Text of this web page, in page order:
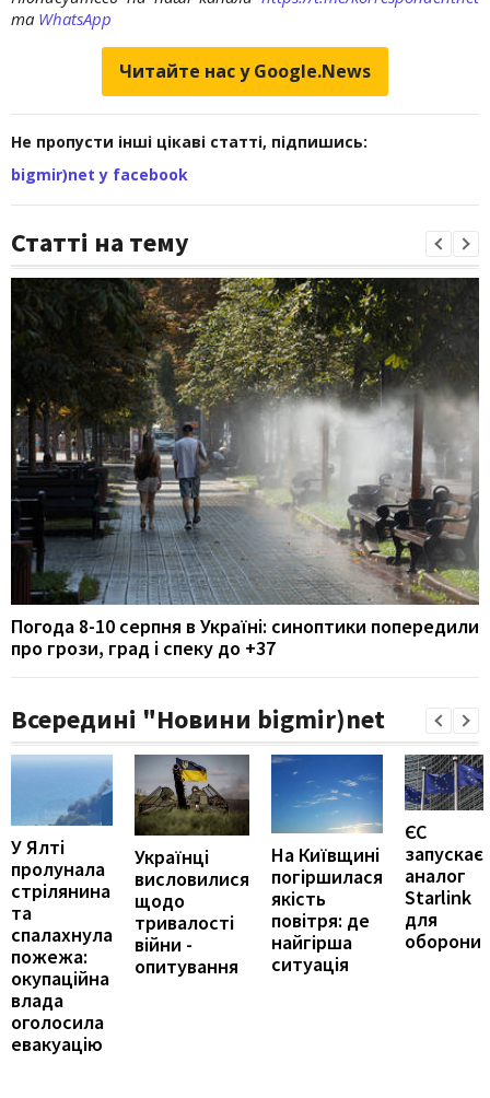
та WhatsApp
Читайте нас у Google.News
Не пропусти інші цікаві статті, підпишись:
bigmir)net у facebook
Статті на тему
Погода 8-10 серпня в Україні: синоптики попередили
про грози, град і спеку до +37
Всередині "Новини bigmir)net
У Ялті
пролунала
стрілянина
та
спалахнула
пожежа:
окупаційна
влада
оголосила
евакуацію
Українці
висловилися
щодо
тривалості
війни -
опитування
На Київщині
погіршилася
якість
повітря: де
найгірша
ситуація
ЄС
запускає
аналог
Starlink
для
оборони